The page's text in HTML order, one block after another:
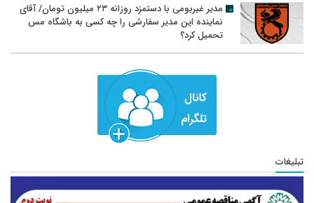
مدیر غیربومی با دستمزد روزانه ۲۳ میلیون تومان/ آقای
نماینده این مدیر سفارشی را چه کسی به باشگاه مس
تحمیل کرد؟
تبلیغات